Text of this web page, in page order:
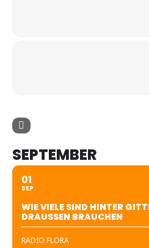
SEPTEMBER
01
SEP
WIE VIELE SIND HINTER
DRAUSSEN BRAUCHEN
RADIO FLORA